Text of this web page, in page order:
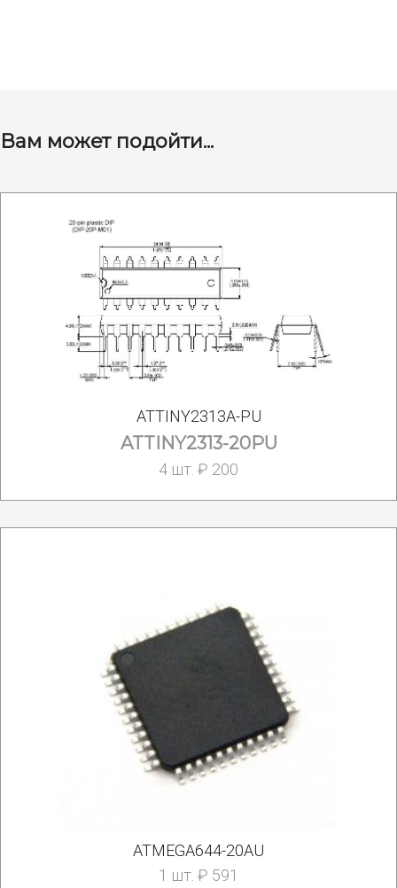
Вам может подойти...
ATTINY2313A-PU
ATTINY2313-20PU
4 шт. ₽ 200
ATMEGA644-20AU
1 шт. ₽ 591